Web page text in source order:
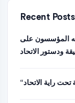
Recent Posts
المؤسسون على
ودستور الاتحاد